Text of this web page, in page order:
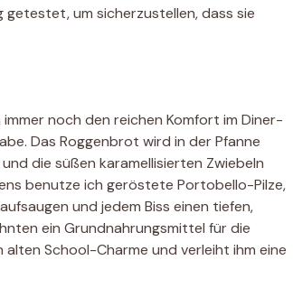
um sicherzustellen, dass sie
noch den reichen Komfort im Diner-
Das Roggenbrot wird in der Pfanne
die süßen karamellisierten Zwiebeln
benutze ich geröstete Portobello-Pilze,
und jedem Biss einen tiefen,
ein Grundnahrungsmittel für die
School-Charme und verleiht ihm eine